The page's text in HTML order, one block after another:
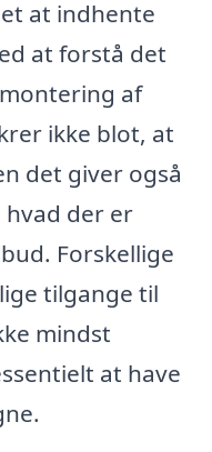
at indhente
at forstå det
af
ikke blot, at
det giver også
der er
Forskellige
tilgange til
mindst
at have